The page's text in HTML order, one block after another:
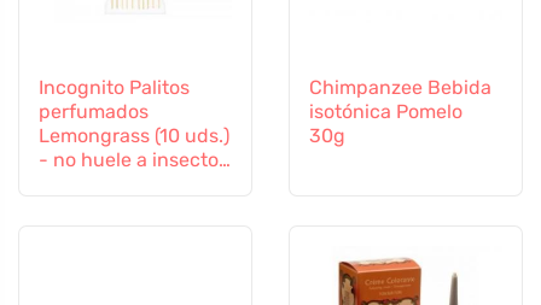
Incognito Palitos
perfumados
Lemongrass (10 uds.)
- no huele a insectos
Chimpanzee Bebida
isotónica Pomelo
30g